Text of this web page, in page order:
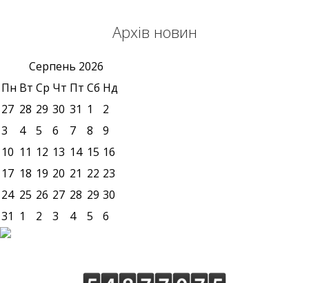
Архів новин
Серпень 2026
Пн Вт Ср Чт Пт Сб Нд
27 28 29 30 31 1
2
3
4 5 6 7 8
9
10 11 12 13 14 15 16
17 18 19 20 21 22 23
24 25 26 27 28 29 30
31 1 2 3 4 5 6